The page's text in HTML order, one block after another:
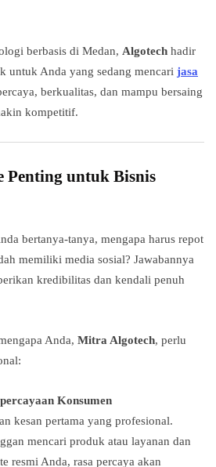
berbasis di Medan, Algotech hadir
untuk Anda yang sedang mencari jasa
berkualitas, dan mampu bersaing
kompetitif.
Penting untuk Bisnis
bertanya-tanya, mengapa harus repot
memiliki media sosial? Jawabannya
kredibilitas dan kendali penuh
Anda, Mitra Algotech, perlu
Konsumen
kesan pertama yang profesional.
mencari produk atau layanan dan
resmi Anda, rasa percaya akan